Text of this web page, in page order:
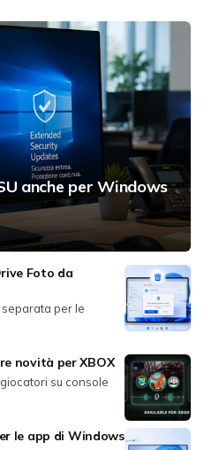
anche per Windows
Foto da
per le
novità per XBOX
su console
le app di Windows